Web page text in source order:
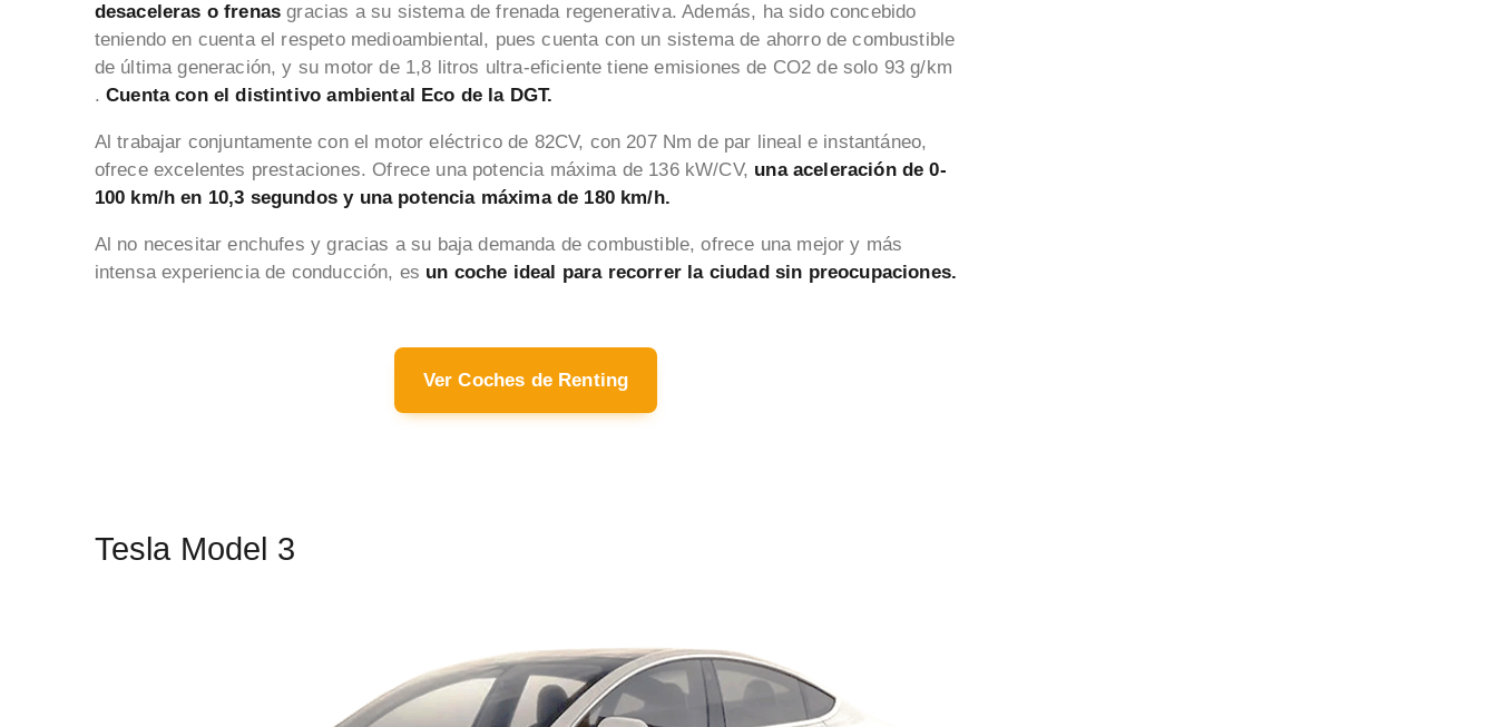
desaceleras o frenas gracias a su sistema de frenada regenerativa. Además, ha sido concebido
teniendo en cuenta el respeto medioambiental, pues cuenta con un sistema de ahorro de combustible
de última generación, y su motor de 1,8 litros ultra-eficiente tiene emisiones de CO2 de solo 93 g/km
.Cuenta con el distintivo ambiental Eco de la DGT.
Al trabajar conjuntamente con el motor eléctrico de 82CV, con 207 Nm de par lineal e instantáneo,
ofrece excelentes prestaciones. Ofrece una potencia máxima de 136 kW/CV, una aceleración de 0-
100 km/h en 10,3 segundos y una potencia máxima de 180 km/h.
Al no necesitar enchufes y gracias a su baja demanda de combustible, ofrece una mejor y más
intensa experiencia de conducción, es un coche ideal para recorrer la ciudad sin preocupaciones.
Ver Coches de Renting
Tesla Model 3